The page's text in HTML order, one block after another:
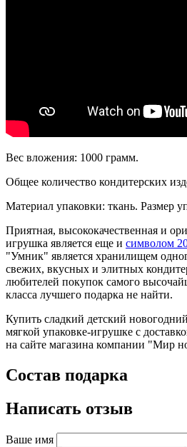
Вес вложения: 1000 грамм.
Общее количество кондитерских
Материал упаковки: ткань.
Приятная, высококачественная и
игрушка является еще и символом
"Умник" является хранилищем
свежих, вкусных и элитных
любителей покупок самого
класса лучшего подарка не найти.
Купить сладкий детский
мягкой упаковке-игрушке с
на сайте магазина компании "Мир
Состав подарка
Написать отзыв
Ваше имя